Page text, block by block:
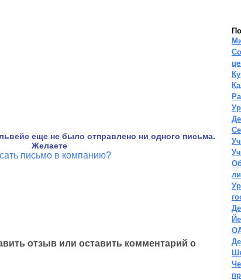
еще не было отправлено ни одного письма.
Желаете
письмо в компанию?
отзыв или оставить комментарий о